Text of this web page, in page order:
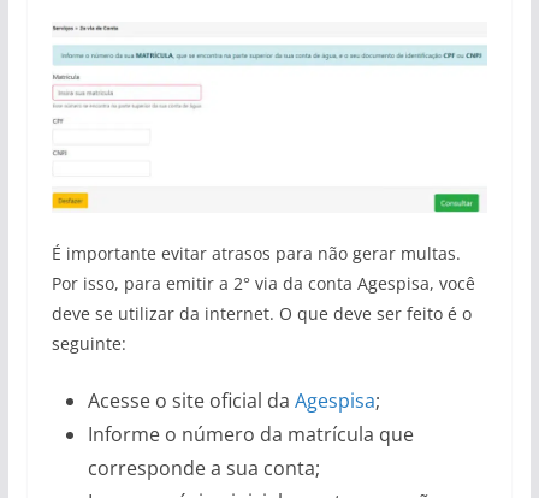
É importante evitar atrasos para não gerar multas.
Por isso, para emitir a 2° via da conta Agespisa, você
deve se utilizar da internet. O que deve ser feito é o
seguinte:
Acesse o site oficial da Agespisa;
Informe o número da matrícula que
corresponde a sua conta;